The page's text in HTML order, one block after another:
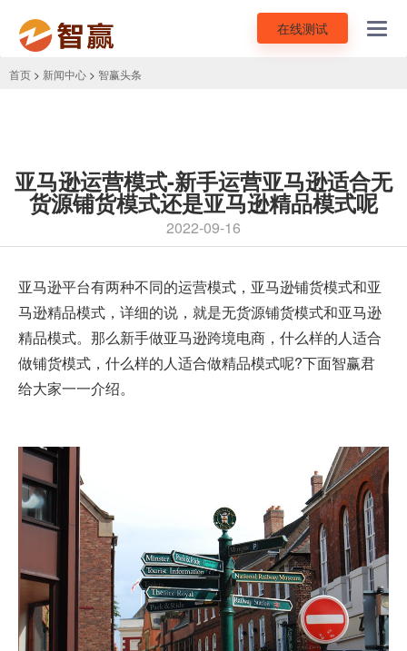
在线测试
首页 > 新闻中心 > 智赢头条
亚马逊运营模式-新手运营亚马逊适合无
货源铺货模式还是亚马逊精品模式呢
2022-09-16
亚马逊平台有两种不同的运营模式， 亚马逊铺货模式和亚
马逊精品模式，详细的说，就是无货源铺货模式和亚马逊
精品模式。那么新手做亚马逊跨境电商，什么样的人适合
做铺货模式，什么样的人适合做精品模式呢?下面智赢君
给大家一一介绍。